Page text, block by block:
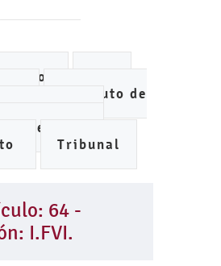
Instituto de
de Agua
Tribunal
64 -
I.FVI.